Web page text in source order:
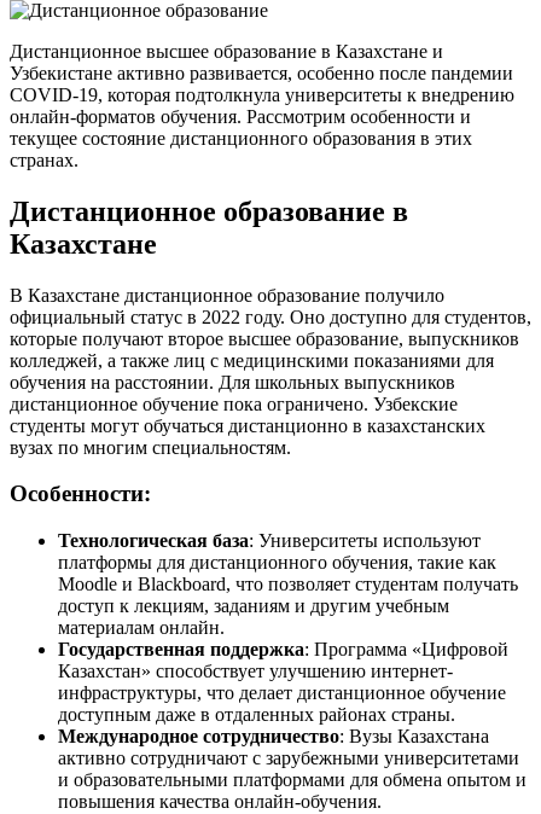
Дистанционное высшее образование в Казахстане и
Узбекистане активно развивается, особенно после пандемии
COVID-19, которая подтолкнула университеты к внедрению
онлайн-форматов обучения. Рассмотрим особенности и
текущее состояние дистанционного образования в этих
странах.
Дистанционное образование в
Казахстане
В Казахстане дистанционное образование получило
официальный статус в 2022 году. Оно доступно для студентов,
которые получают второе высшее образование, выпускников
колледжей, а также лиц с медицинскими показаниями для
обучения на расстоянии. Для школьных выпускников
дистанционное обучение пока ограничено. Узбекские
студенты могут обучаться дистанционно в казахстанских
вузах по многим специальностям.
Особенности:
Технологическая база: Университеты используют
платформы для дистанционного обучения, такие как
Moodle и Blackboard, что позволяет студентам получать
доступ к лекциям, заданиям и другим учебным
материалам онлайн.
Государственная поддержка: Программа «Цифровой
Казахстан» способствует улучшению интернет-
инфраструктуры, что делает дистанционное обучение
доступным даже в отдаленных районах страны.
Международное сотрудничество: Вузы Казахстана
активно сотрудничают с зарубежными университетами
и образовательными платформами для обмена опытом и
повышения качества онлайн-обучения.